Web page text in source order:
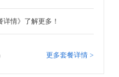
详情》了解更多！
更多套餐详情 >